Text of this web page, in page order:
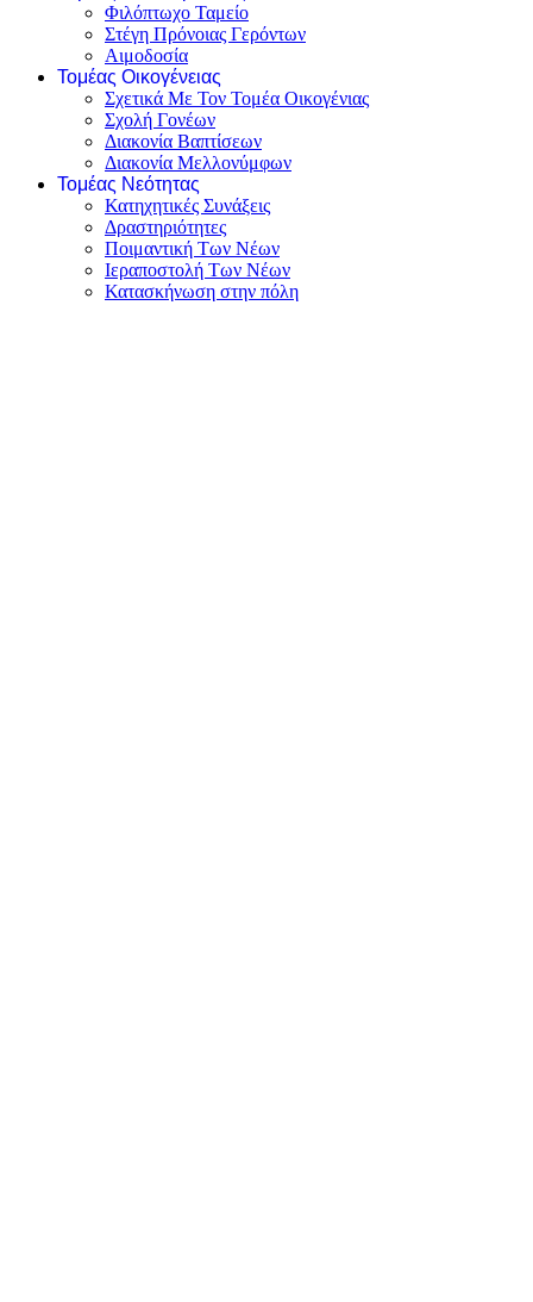
Φιλόπτωχο Ταμείο
Στέγη Πρόνοιας Γερόντων
Αιμοδοσία
Τομέας Οικογένειας
Σχετικά Με Τον Τομέα Οικογένιας
Σχολή Γονέων
Διακονία Βαπτίσεων
Διακονία Μελλονύμφων
Τομέας Νεότητας
Κατηχητικές Συνάξεις
Δραστηριότητες
Ποιμαντική Των Νέων
Ιεραποστολή Των Νέων
Κατασκήνωση στην πόλη